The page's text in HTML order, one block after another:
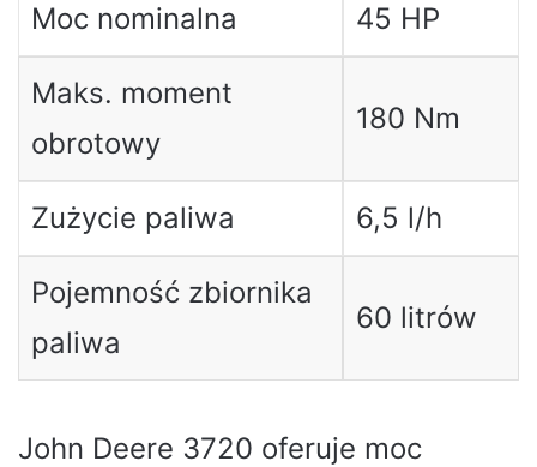
Moc nominalna 45 HP
Maks. moment
obrotowy
180 Nm
Zużycie paliwa 6,5 l/h
Pojemność zbiornika
paliwa
60 litrów
John Deere 3720 oferuje moc